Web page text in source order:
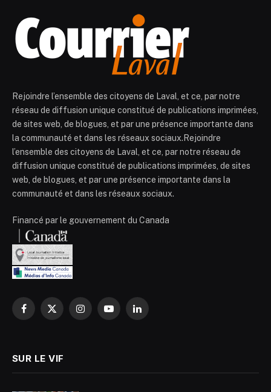
Rejoindre l’ensemble des citoyens de Laval, et ce, par notre
réseau de diffusion unique constitué de publications imprimées,
de sites web, de blogues, et par une présence importante dans
la communauté et dans les réseaux sociaux.Rejoindre
l’ensemble des citoyens de Laval, et ce, par notre réseau de
diffusion unique constitué de publications imprimées, de sites
web, de blogues, et par une présence importante dans la
communauté et dans les réseaux sociaux.
Financé par le gouvernement du Canada
Facebook
X
InstagramYouTubeLinkedIn
SUR LE VIF